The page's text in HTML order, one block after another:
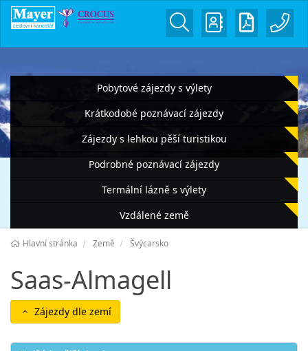
Pobytové zájezdy s výlety
Krátkodobé poznávací zájezdy
Zájezdy s lehkou pěší turistikou
Podrobné poznávací zájezdy
Termální lázně s výlety
Vzdálené země
Hlavní stránka Země Švýcarsko
Saas-Almagell
Zájezdy dle zemí